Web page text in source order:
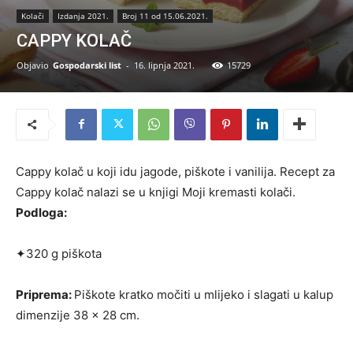
Kolači Izdanja 2021. Broj 11 od 15.06.2021.
CAPPY KOLAČ
Objavio Gospodarski list - 16. lipnja 2021. 15729
Cappy kolač u koji idu jagode, piškote i vanilija. Recept za
Cappy kolač nalazi se u knjigi Moji kremasti kolači.
Podloga:
✦320 g piškota
Priprema: Piškote kratko močiti u mlijeko i slagati u kalup
dimenzije 38 x 28 cm.